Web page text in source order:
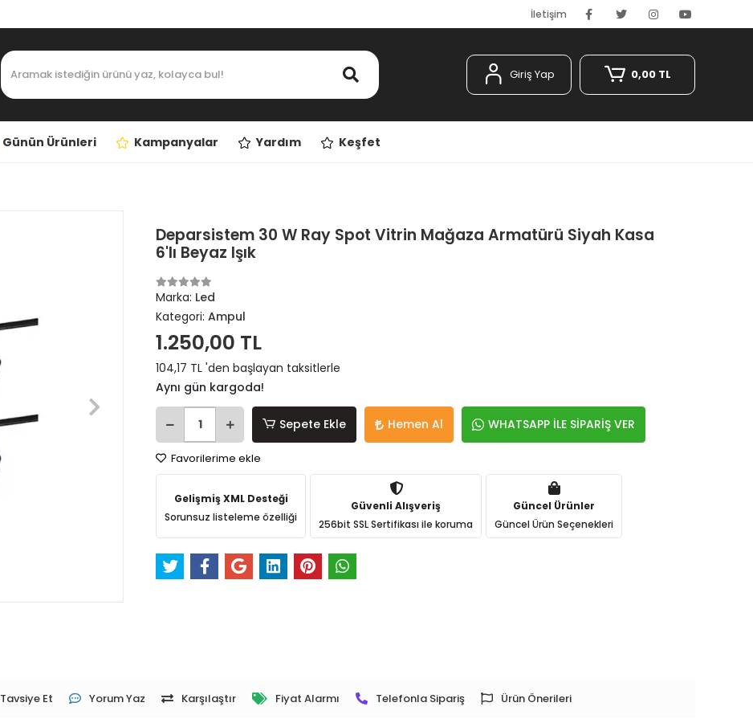
İletişim
Giriş Yap 0,00 TL
Günün Ürünleri Kampanyalar Yardım Keşfet
Deparsistem 30 W Ray Spot Vitrin Mağaza Armatürü Siyah Kasa
6'lı Beyaz Işık
Marka: Led
Kategori:Ampul
1.250,00 TL
104,17 TL 'den başlayan taksitlerle
Aynı gün kargoda!
Sepete Ekle Hemen Al WHATSAPP İLE SİPARİŞ VER
Favorilerime ekle
Gelişmiş XML Desteği
Sorunsuz listeleme özelliği
Güvenli Alışveriş
256bit SSL Sertifikası ile koruma
Güncel Ürünler
Güncel Ürün Seçenekleri
Tavsiye Et Yorum Yaz Karşılaştır Fiyat Alarmı Telefonla Sipariş Ürün Önerileri